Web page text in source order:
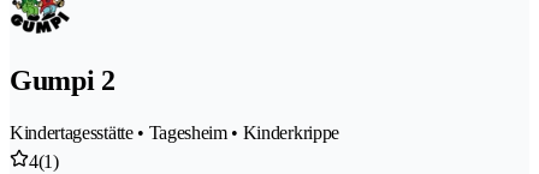
Gumpi 2
Kindertagesstätte • Tagesheim • Kinderkrippe
4(1)